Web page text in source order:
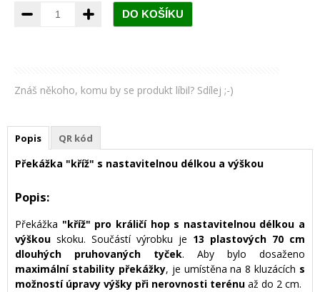
Znáš někoho, komu by se produkt líbil? Sdílej ;-)
Popis QR kód
Překážka "kříž" s nastavitelnou délkou a výškou
Popis:
Překážka "kříž" pro králičí hop s nastavitelnou délkou a
výškou skoku. Součástí výrobku je 13 plastových 70 cm
dlouhých pruhovaných tyček. Aby bylo dosaženo
maximální stability překážky, je umístěna na 8 kluzácích s
možností úpravy výšky při nerovnosti terénu až do 2 cm.